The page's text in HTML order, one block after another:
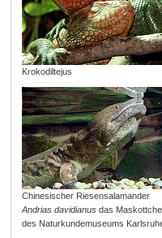
Krokodiltejus
Chinesischer Riesensalamander
Andrias davidianusdas
des Naturkundemuseums